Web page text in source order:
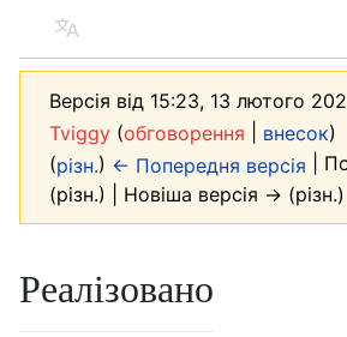
Мова
Версія від 15:23, 13 лютого
Tviggy (обговорення внесок)
(різн.) ← Попередня версія |
(різн.) | Новіша версія → (різн.)
Реалізовано